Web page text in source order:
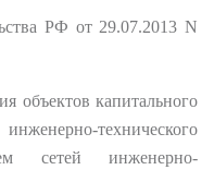
РФ от 29.07.2013 N
объектов капитального
технического
сетей инженерно-